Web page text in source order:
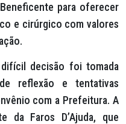
para oferecer
e cirúrgico com valores
decisão foi tomada
reflexão e tentativas
com a Prefeitura. A
da Faros D’Ajuda, que